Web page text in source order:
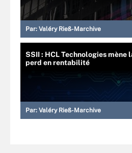
Par: Valéry Rieß-Marchive
SSII : HCL Technologies mène
perd en rentabilité
Par: Valéry Rieß-Marchive